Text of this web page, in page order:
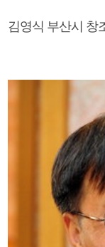
김영식 부산시 창